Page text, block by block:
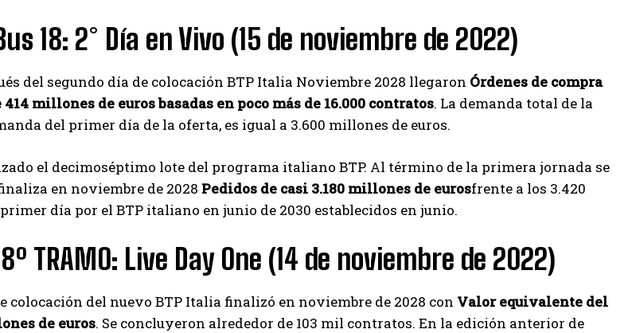
18: 2° Día en Vivo (15 de noviembre de 2022)
del segundo día de colocación BTP Italia Noviembre 2028 llegaron Órdenes de compra
millones de euros basadas en poco más de 16.000 contratos. La demanda total de la
del primer día de la oferta, es igual a 3.600 millones de euros.
el decimoséptimo lote del programa italiano BTP. Al término de la primera jornada se
en noviembre de 2028 Pedidos de casi 3.180 millones de eurosfrente a los 3.420
día por el BTP italiano en junio de 2030 establecidos en junio.
TRAMO: Live Day One (14 de noviembre de 2022)
colocación del nuevo BTP Italia finalizó en noviembre de 2028 con Valor equivalente del
de euros. Se concluyeron alrededor de 103 mil contratos. En la edición anterior de